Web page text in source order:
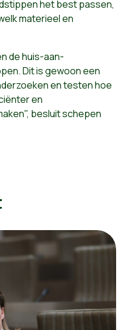
het best passen,
materieel en
de huis-aan-
Dit is gewoon een
en testen hoe
en
besluit schepen